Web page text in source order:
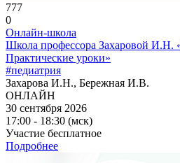
777
0
Онлайн-школа
Школа профессора Захаровой И.Н.
Практические уроки»
#педиатрия
Захарова И.Н., Бережная И.В.
ОНЛАЙН
30 сентября 2026
17:00 - 18:30 (мск)
Участие бесплатное
Подробнее